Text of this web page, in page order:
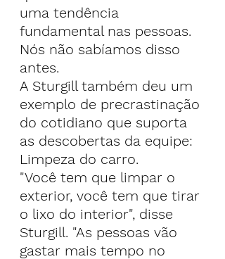
uma tendência
fundamental nas pessoas.
Nós não sabíamos disso
antes.
A Sturgill também deu um
exemplo de precrastinação
do cotidiano que suporta
as descobertas da equipe:
Limpeza do carro.
"Você tem que limpar o
exterior, você tem que tirar
o lixo do interior", disse
Sturgill. "As pessoas vão
gastar mais tempo no